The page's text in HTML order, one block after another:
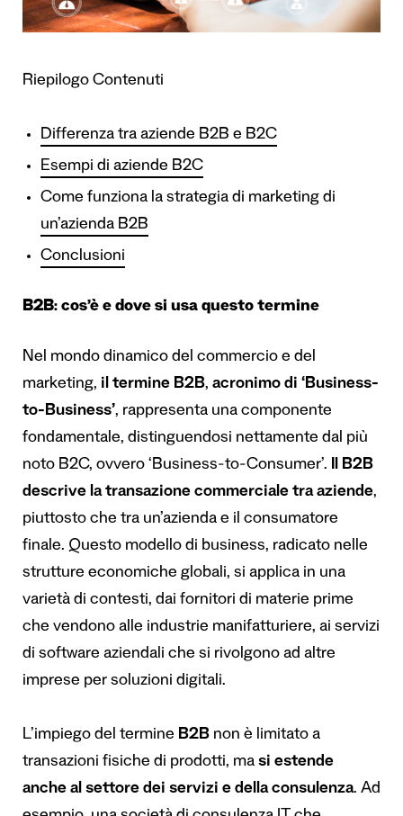
Riepilogo Contenuti
Differenza tra aziende B2B e B2C
Esempi di aziende B2C
Come funziona la strategia di marketing di
un’azienda B2B
Conclusioni
B2B: cos’è e dove si usa questo termine
Nel mondo dinamico del commercio e del
marketing, il termine B2B, acronimo di ‘Business-
to-Business’, rappresenta una componente
fondamentale, distinguendosi nettamente dal più
noto B2C, ovvero ‘Business-to-Consumer’. Il B2B
descrive la transazione commerciale tra aziende,
piuttosto che tra un’azienda e il consumatore
finale. Questo modello di business, radicato nelle
strutture economiche globali, si applica in una
varietà di contesti, dai fornitori di materie prime
che vendono alle industrie manifatturiere, ai servizi
di software aziendali che si rivolgono ad altre
imprese per soluzioni digitali.
L’impiego del termine B2B non è limitato a
transazioni fisiche di prodotti, ma si estende
anche al settore dei servizi e della consulenza. Ad